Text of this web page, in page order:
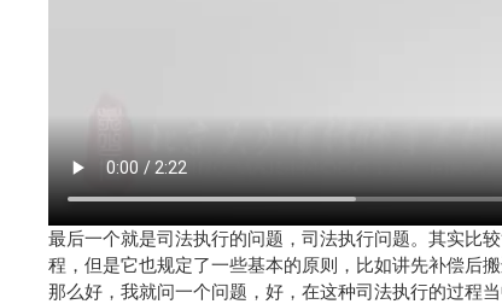
最后一个就是司法执行的问题，司法执行问题。其实比
程，但是它也规定了一些基本的原则，比如讲先补偿后
那么好，我就问一个问题，好，在这种司法执行的过程